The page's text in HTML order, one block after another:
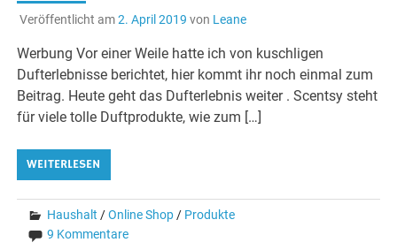
Veröffentlicht am2. April 2019 von Leane
Werbung Vor einer Weile hatte ich von kuschligen
Dufterlebnisse berichtet, hier kommt ihr noch einmal zum
Beitrag. Heute geht das Dufterlebnis weiter . Scentsy steht
für viele tolle Duftprodukte, wie zum […]
WEITERLESEN
Haushalt /Online Shop / Produkte
9 Kommentare